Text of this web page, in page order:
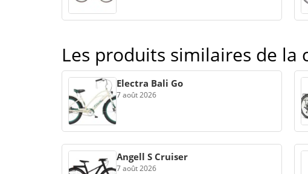
Les produits similaires de la
Electra Bali Go
7 août 2026
Angell S Cruiser
7 août 2026